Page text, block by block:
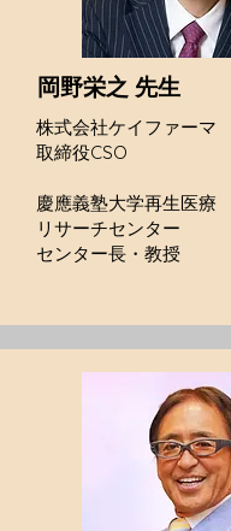
岡野栄之 先生
株式会社ケイファーマ
取締役CSO
慶應義塾大学再生医療
リサーチセンター
センター長・教授